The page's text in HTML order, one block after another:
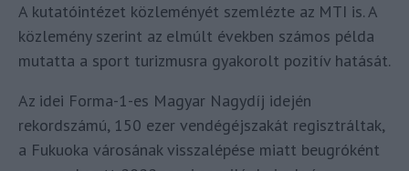
A kutatóintézet közleményét szemlézte az MTI is. A
közlemény szerint az elmúlt években számos példa
mutatta a sport turizmusra gyakorolt pozitív hatását.
Az idei Forma-1-es Magyar Nagydíj idején
rekordszámú, 150 ezer vendégéjszakát regisztráltak,
a Fukuoka városának visszalépése miatt beugróként